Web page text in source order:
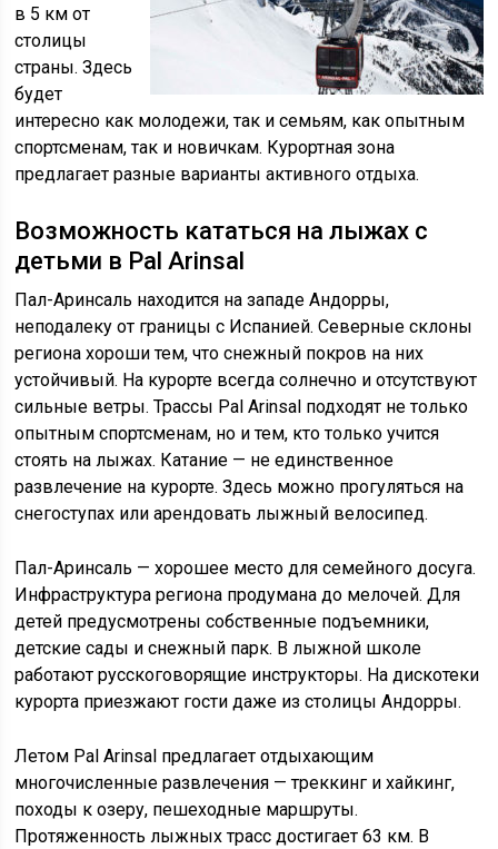
в 5 км от
столицы
страны. Здесь
будет
интересно как молодежи, так и семьям, как опытным
спортсменам, так и новичкам. Курортная зона
предлагает разные варианты активного отдыха.
Возможность кататься на лыжах с
детьми в Pal Arinsal
Пал-Аринсаль находится на западе Андорры,
неподалеку от границы с Испанией. Северные склоны
региона хороши тем, что снежный покров на них
устойчивый. На курорте всегда солнечно и отсутствуют
сильные ветры. Трассы Pal Arinsal подходят не только
опытным спортсменам, но и тем, кто только учится
стоять на лыжах. Катание — не единственное
развлечение на курорте. Здесь можно прогуляться на
снегоступах или арендовать лыжный велосипед.
Пал-Аринсаль — хорошее место для семейного досуга.
Инфраструктура региона продумана до мелочей. Для
детей предусмотрены собственные подъемники,
детские сады и снежный парк. В лыжной школе
работают русскоговорящие инструкторы. На дискотеки
курорта приезжают гости даже из столицы Андорры.
Летом Pal Arinsal предлагает отдыхающим
многочисленные развлечения — треккинг и хайкинг,
походы к озеру, пешеходные маршруты.
Протяженность лыжных трасс достигает 63 км. В